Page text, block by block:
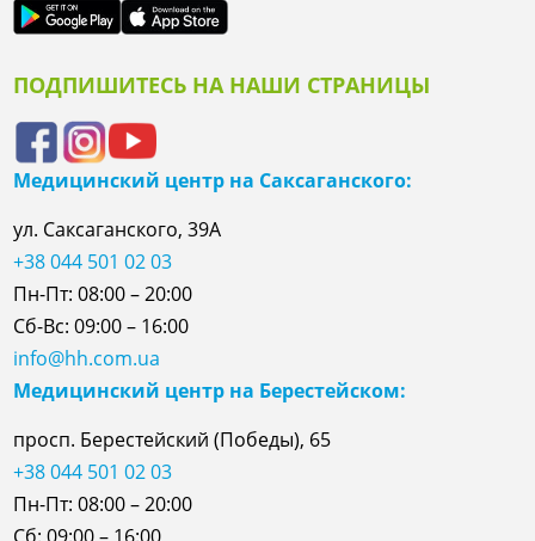
ПОДПИШИТЕСЬ НА НАШИ СТРАНИЦЫ
Медицинский центр на Саксаганского:
ул. Саксаганского, 39А
+38 044 501 02 03
Пн-Пт: 08:00 – 20:00
Сб-Вс: 09:00 – 16:00
info@hh.com.ua
Медицинский центр на Берестейском:
просп. Берестейский (Победы), 65
+38 044 501 02 03
Пн-Пт: 08:00 – 20:00
Сб: 09:00 – 16:00